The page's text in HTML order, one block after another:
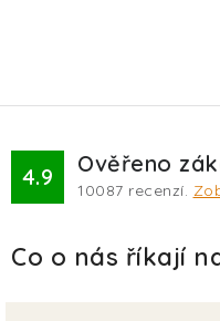
4.9 Ověřeno
10087 recenzí.